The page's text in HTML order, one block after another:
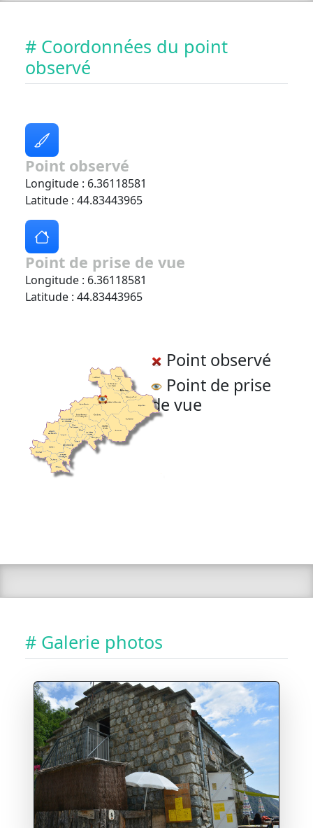
# Coordonnées du point
observé
Point observé
Longitude : 6.36118581
Latitude : 44.83443965
Point de prise de vue
Longitude : 6.36118581
Latitude : 44.83443965
Point observé
Point de prise
de vue
# Galerie photos